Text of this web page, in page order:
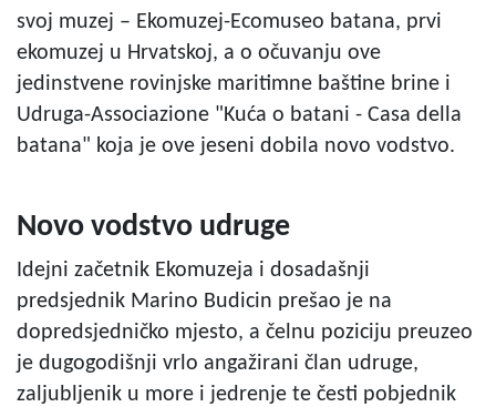
svoj muzej – Ekomuzej-Ecomuseo batana, prvi
ekomuzej u Hrvatskoj, a o očuvanju ove
jedinstvene rovinjske maritimne baštine brine i
Udruga-Associazione "Kuća o batani - Casa della
batana" koja je ove jeseni dobila novo vodstvo.
Novo vodstvo udruge
Idejni začetnik Ekomuzeja i dosadašnji
predsjednik Marino Budicin prešao je na
dopredsjedničko mjesto, a čelnu poziciju preuzeo
je dugogodišnji vrlo angažirani član udruge,
zaljubljenik u more i jedrenje te česti pobjednik